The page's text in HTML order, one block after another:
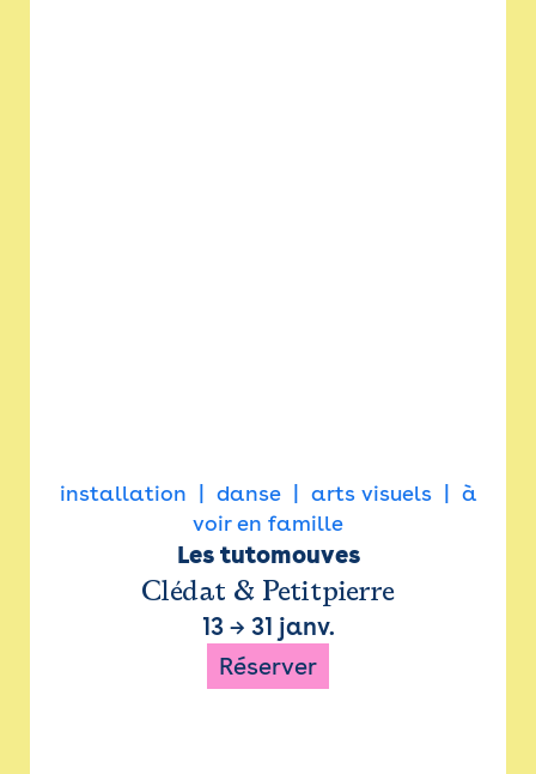
installation danse arts visuels
à
voir en famille
Les tutomouves
Clédat & Petitpierre
13→ 31 janv.
Réserver